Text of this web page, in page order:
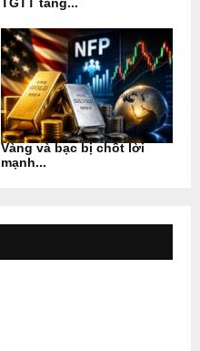
Vàng và bạc bị chốt lời
mạnh...